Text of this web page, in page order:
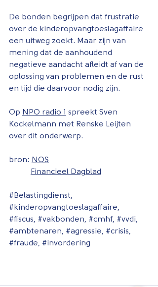
De bonden begrijpen dat frustratie
over de kinderopvangtoeslagaffaire
een uitweg zoekt. Maar zijn van
mening dat de aanhoudend
negatieve aandacht afleidt af van de
oplossing van problemen en de rust
en tijd die daarvoor nodig zijn.
Op NPO radio 1
spreekt Sven
Kockelmann met Renske Leijten
over dit onderwerp.
bron: NOS
Financieel Dagblad
#Belastingdienst,
#kinderopvangtoeslagaffaire,
#fiscus, #vakbonden, #cmhf, #vvdi,
#ambtenaren, #agressie, #crisis,
#fraude, #invordering